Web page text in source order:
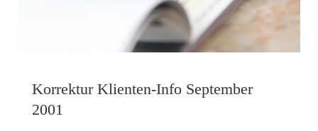
Korrektur Klienten-Info September
2001